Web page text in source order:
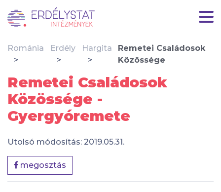
Románia Erdély Hargita
Remetei Családosok
Közössége
Remetei Családosok
Közössége -
Gyergyóremete
Utolsó módosítás: 2019.05.31.
megosztás